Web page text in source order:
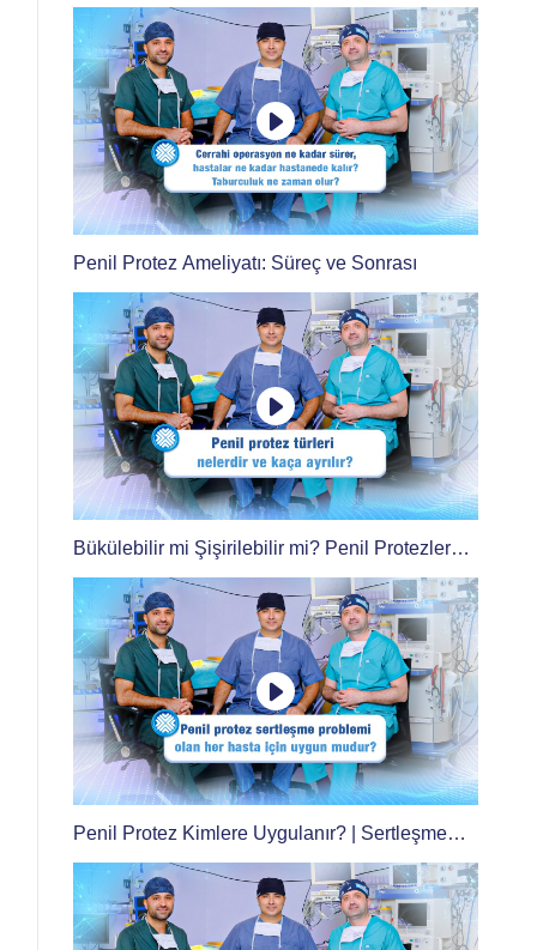
Etmeli?
Penil Protez Ameliyatı: Süreç ve Sonrası
Bükülebilir mi Şişirilebilir mi? Penil Protezler
Arasındaki Farklar
Penil Protez Kimlere Uygulanır? | Sertleşme
Sorununda Tedavi